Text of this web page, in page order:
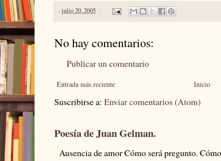
-julio 20, 2005
No hay comentarios:
Publicar un comentario
Entrada más reciente Inicio
Suscribirse a: Enviar comentarios (Atom)
Poesía de Juan Gelman.
Ausencia de amor Cómo será pregunto.